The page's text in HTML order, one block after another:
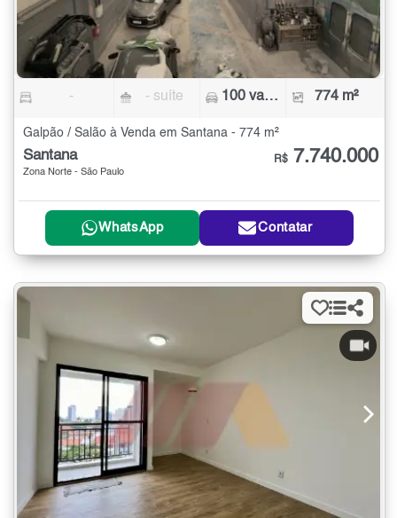
- - suíte 100 vagas 774 m²
Galpão / Salão à Venda em Santana - 774 m²
Santana
Zona Norte - São Paulo
R$ 7.740.000
WhatsApp Contatar